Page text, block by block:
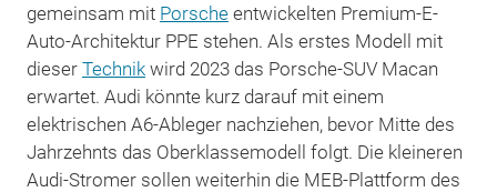
gemeinsam mit Porscheentwickelten Premium-E-
Auto-Architektur PPE stehen. Als erstes Modell mit
dieser Technikwird 2023 das Porsche-SUV Macan
erwartet. Audi könnte kurz darauf mit einem
elektrischen A6-Ableger nachziehen, bevor Mitte des
Jahrzehnts das Oberklassemodell folgt. Die kleineren
Audi-Stromer sollen weiterhin die MEB-Plattform des